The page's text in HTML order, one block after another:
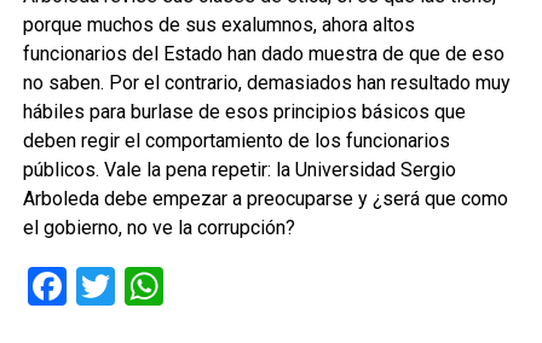
porque muchos de sus exalumnos, ahora altos
funcionarios del Estado han dado muestra de que de eso
no saben. Por el contrario, demasiados han resultado muy
hábiles para burlase de esos principios básicos que
deben regir el comportamiento de los funcionarios
públicos. Vale la pena repetir: la Universidad Sergio
Arboleda debe empezar a preocuparse y ¿será que como
el gobierno, no ve la corrupción?
Facebook
TwitterWhatsApp